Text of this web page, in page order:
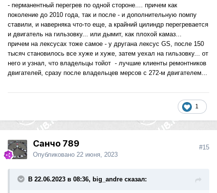
- перманентный перегрев по одной стороне.... причем как
поколение до 2010 года, так и после - и дополнительную помпу
ставили, и наверняка что-то еще, а крайний цилиндр перегревается
и двигатель на гильзовку... или дымит, как плохой камаз...
причем на лексусах тоже самое - у другана лексус GS, после 150
тысяч становилось все хуже и хуже, затем уехал на гильзовку... от
него и узнал, что владельцы тойот - лучшие клиенты ремонтников
двигателей, сразу после владельцев мерсов с 272-м двигателем...
1
Санчо 789
Опубликовано 22 июня, 2023
#15
В 22.06.2023 в 08:36, big_andre сказал: